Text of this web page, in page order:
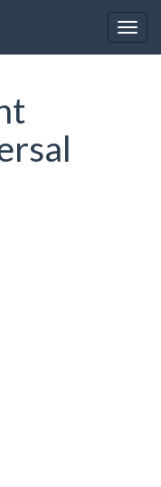
1888